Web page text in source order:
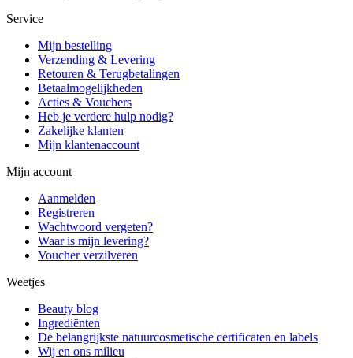
Service
Mijn bestelling
Verzending & Levering
Retouren & Terugbetalingen
Betaalmogelijkheden
Acties & Vouchers
Heb je verdere hulp nodig?
Zakelijke klanten
Mijn klantenaccount
Mijn account
Aanmelden
Registreren
Wachtwoord vergeten?
Waar is mijn levering?
Voucher verzilveren
Weetjes
Beauty blog
Ingrediënten
De belangrijkste natuurcosmetische certificaten en labels
Wij en ons milieu